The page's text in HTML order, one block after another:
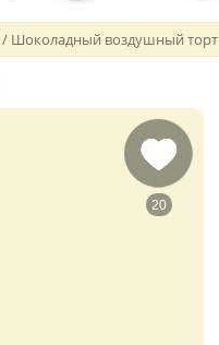
/ Шоколадный воздушный торт
20